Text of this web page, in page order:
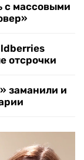
с массовыми
отсрочки
заманили и